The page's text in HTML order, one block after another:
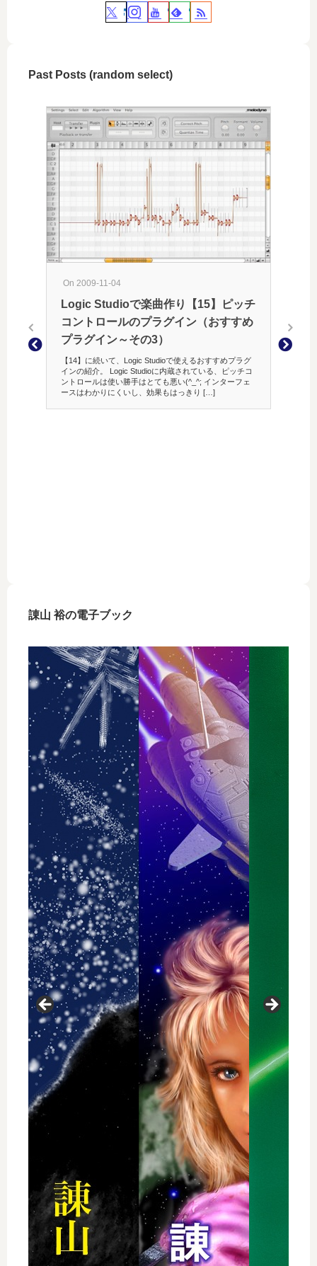
Past Posts (random select)
On 2009-11-04
Logic Studioで楽曲作り【15】ピッチ
コントロールのプラグイン（おすすめ
プラグイン～その3）
【14】に続いて、Logic Studioで使えるおすすめプラグ
インの紹介。 Logic Studioに内蔵されている、ピッチコ
ントロールは使い勝手はとても悪い(^_^; インターフェ
ースはわかりにくいし、効果もはっきり […]
諌山 裕の電子ブック